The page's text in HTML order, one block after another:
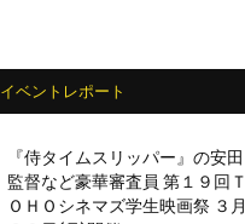
イベントレポート
『侍タイムスリッパー』の安田
監督など豪華審査員 第１９回Ｔ
ＯＨＯシネマズ学生映画祭 ３月